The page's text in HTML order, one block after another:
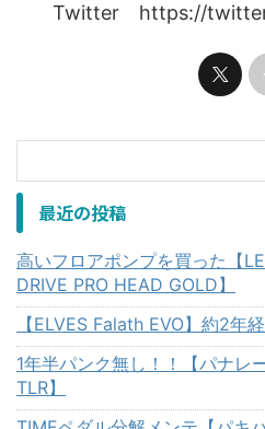
Twitter https://
最近の投稿
高いフロアポンプを買った【
DRIVE PRO HEAD GOLD】
【ELVES Falath EVO】約2年
1年半パンク無し！！【パナレ
TLR】